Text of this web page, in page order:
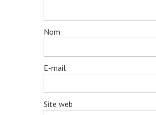
Nom
E-mail
Site web